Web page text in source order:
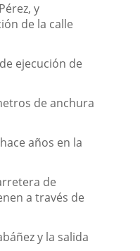
y
de la calle
ejecución de
de anchura
años en la
de
a través de
y la salida